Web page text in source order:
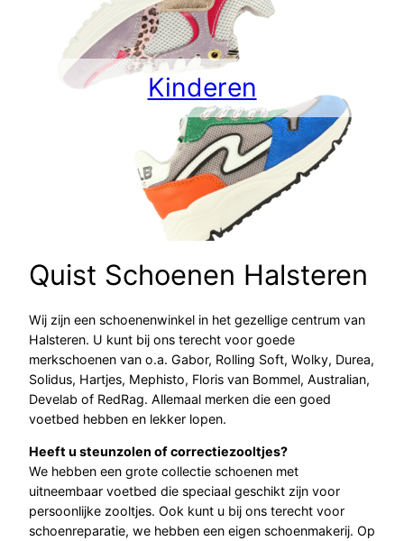
Kinderen
Quist Schoenen Halsteren
Wij zijn een schoenenwinkel in het gezellige centrum van
Halsteren. U kunt bij ons terecht voor goede
merkschoenen van o.a. Gabor, Rolling Soft, Wolky, Durea,
Solidus, Hartjes, Mephisto, Floris van Bommel, Australian,
Develab of RedRag. Allemaal merken die een goed
voetbed hebben en lekker lopen.
Heeft u steunzolen of correctiezooltjes?
We hebben een grote collectie schoenen met
uitneembaar voetbed die speciaal geschikt zijn voor
persoonlijke zooltjes. Ook kunt u bij ons terecht voor
schoenreparatie, we hebben een eigen schoenmakerij. Op